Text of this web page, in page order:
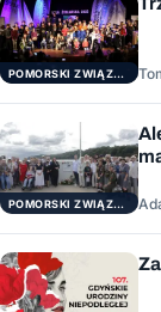
POMORSKI ZWIĄZEK ŻEGLARSKI
POMORSKI ZWIĄZEK ŻEGLARSKI